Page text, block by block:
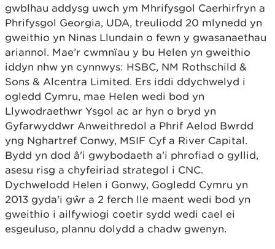
gwblhau addysg uwch ym Mhrifysgol Caerhirfryn a
Phrifysgol Georgia, UDA, treuliodd 20 mlynedd yn
gweithio yn Ninas Llundain o fewn y gwasanaethau
ariannol. Mae’r cwmnïau y bu Helen yn gweithio
iddyn nhw yn cynnwys: HSBC, NM Rothschild &
Sons & Alcentra Limited. Ers iddi ddychwelyd i
ogledd Cymru, mae Helen wedi bod yn
Llywodraethwr Ysgol ac ar hyn o bryd yn
Gyfarwyddwr Anweithredol a Phrif Aelod Bwrdd
yng Nghartref Conwy, MSIF Cyf a River Capital.
Bydd yn dod â'i gwybodaeth a'i phrofiad o gyllid,
asesu risg a chyfeiriad strategol i CNC.
Dychwelodd Helen i Gonwy, Gogledd Cymru yn
2013 gyda'i gŵr a 2 ferch lle maent wedi bod yn
gweithio i ailfywiogi coetir sydd wedi cael ei
esgeuluso, plannu dolydd a chadw gwenyn.